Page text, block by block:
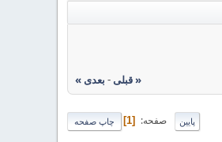
« قبلی- بعدی »
چاپ صفحه پایین صفحه 1